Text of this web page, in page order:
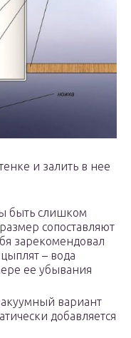
и залить в нее
быть слишком
сопоставляют
зарекомендовал
– вода
ее убывания
вариант
добавляется